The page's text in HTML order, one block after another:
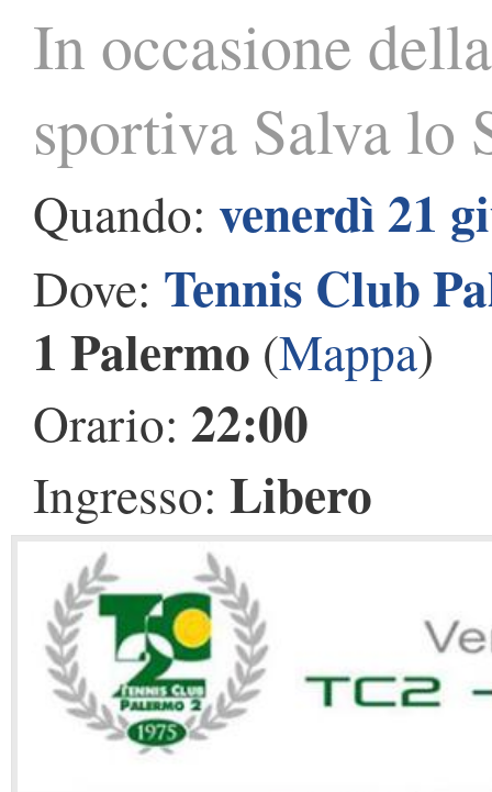
In occasione
sportiva Salva lo
Quando: venerdì 21
Dove: Tennis Club
1 Palermo (Mappa)
Orario: 22:00
Ingresso: Libero